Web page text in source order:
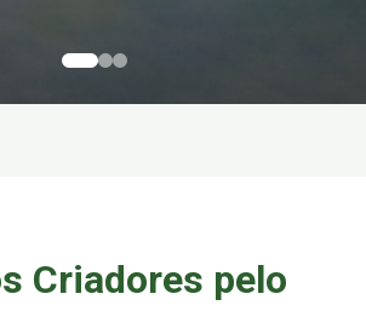
Criadores pelo